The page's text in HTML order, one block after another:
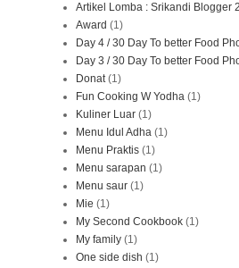
Artikel Lomba : Srikandi Blogger
Award (1)
Day 4 / 30 Day To better Food
Day 3 / 30 Day To better Food
Donat (1)
Fun Cooking W Yodha (1)
Kuliner Luar (1)
Menu Idul Adha (1)
Menu Praktis (1)
Menu sarapan (1)
Menu saur (1)
Mie (1)
My Second Cookbook (1)
My family (1)
One side dish (1)